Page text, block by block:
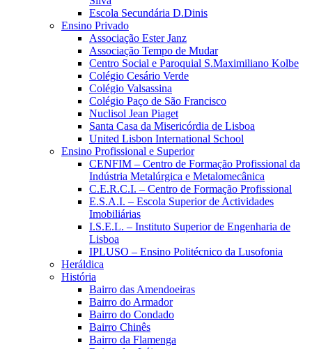
Escola Secundária D.Dinis
Ensino Privado
Associação Ester Janz
Associação Tempo de Mudar
Centro Social e Paroquial S.Maximiliano Kolbe
Colégio Cesário Verde
Colégio Valsassina
Colégio Paço de São Francisco
Nuclisol Jean Piaget
Santa Casa da Misericórdia de Lisboa
United Lisbon International School
Ensino Profissional e Superior
CENFIM – Centro de Formação Profissional da
Indústria Metalúrgica e Metalomecânica
C.E.R.C.I. – Centro de Formação Profissional
E.S.A.I. – Escola Superior de Actividades
Imobiliárias
I.S.E.L. – Instituto Superior de Engenharia de
Lisboa
IPLUSO – Ensino Politécnico da Lusofonia
Heráldica
História
Bairro das Amendoeiras
Bairro do Armador
Bairro do Condado
Bairro Chinês
Bairro da Flamenga